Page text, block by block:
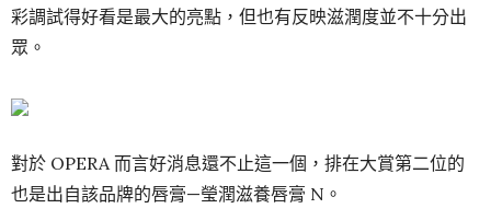
彩調試得好看是最大的亮點，但也有反映滋潤度並不十分出
眾。
對於 OPERA 而言好消息還不止這一個，排在大賞第二位的
也是出自該品牌的唇膏—瑩潤滋養唇膏 N。